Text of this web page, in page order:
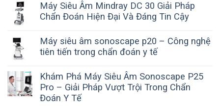
Máy Siêu Âm Mindray DC 30 Giải Pháp
Chẩn Đoán Hiện Đại Và Đáng Tin Cậy
Máy siêu âm sonoscape p20 – Công nghệ
tiên tiến trong chẩn đoán y tế
Khám Phá Máy Siêu Âm Sonoscape P25
Pro – Giải Pháp Vượt Trội Trong Chẩn
Đoán Y Tế